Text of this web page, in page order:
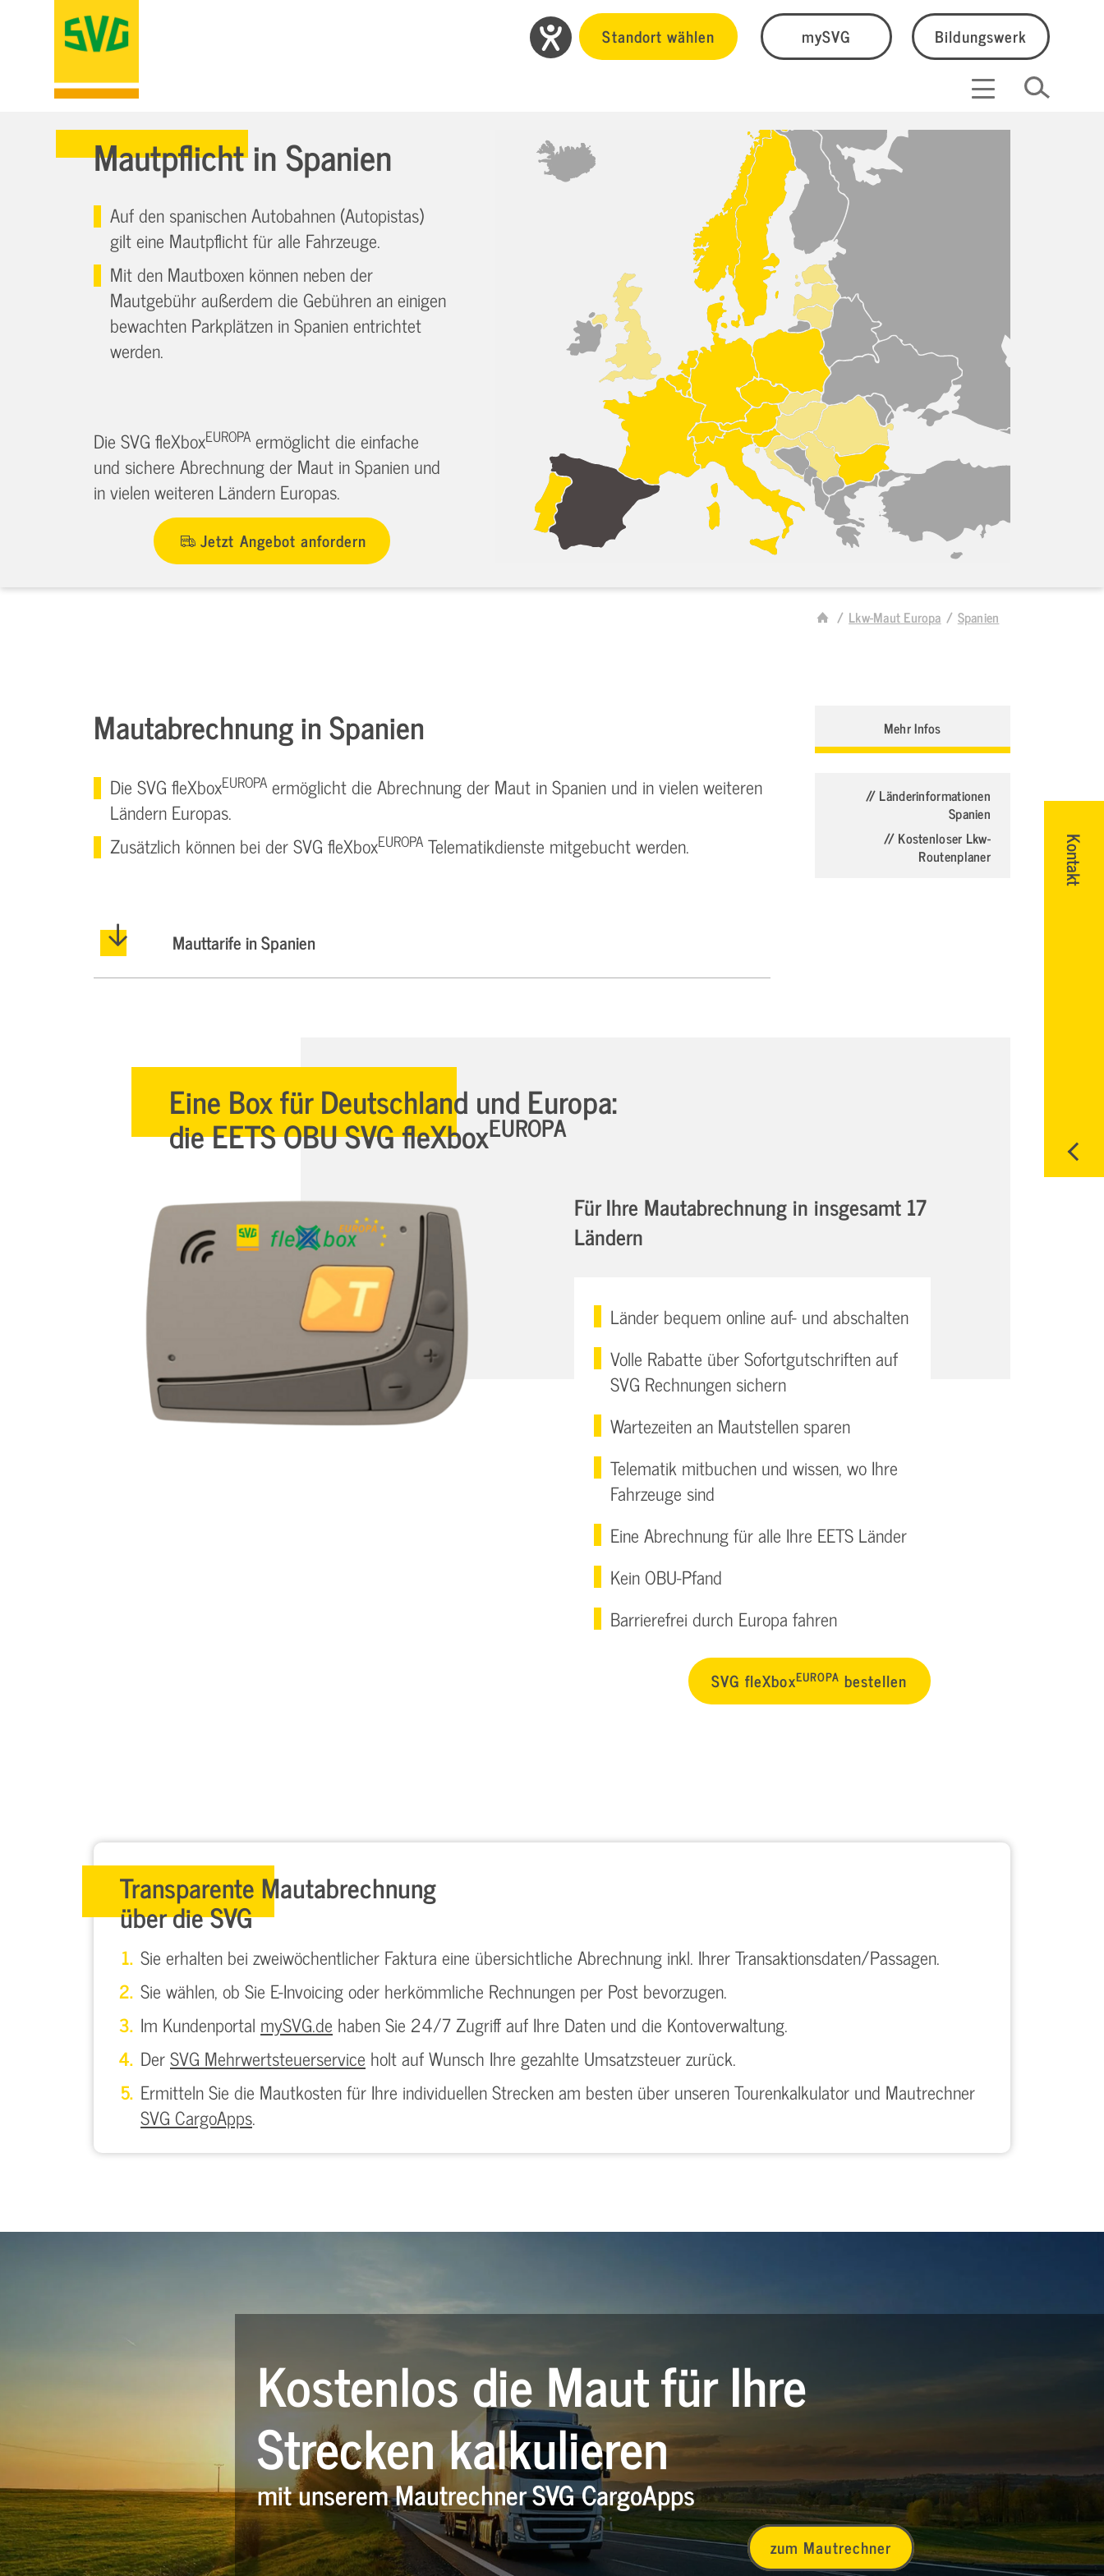
Standort wählen mySVG Bildungswerk
Mautpflicht in Spanien
Auf den spanischen Autobahnen (Autopistas)
gilt eine Mautpflicht für alle Fahrzeuge.
Mit den Mautboxen können neben der
Mautgebühr außerdem die Gebühren an einigen
bewachten Parkplätzen in Spanien entrichtet
werden.
Die SVG fleXboxEUROPA ermöglicht die einfache
und sichere Abrechnung der Maut in Spanien und
in vielen weiteren Ländern Europas.
Jetzt Angebot anfordern
Lkw-Maut Europa Spanien
Kontakt
Mautabrechnung in Spanien
Die SVG fleXboxEUROPA ermöglicht die Abrechnung der Maut in Spanien und in vielen weiteren
Ländern Europas.
Zusätzlich können bei der SVG fleXboxEUROPA Telematikdienste mitgebucht werden.
Mauttarife in Spanien
Mehr Infos
// Länderinformationen
Spanien
// Kostenloser Lkw-
Routenplaner
Eine Box für Deutschland und Europa:
die EETS OBU SVG fleXboxEUROPA
Für Ihre Mautabrechnung in insgesamt 17
Ländern
Länder bequem online auf- und abschalten
Volle Rabatte über Sofortgutschriften auf
SVG Rechnungen sichern
Wartezeiten an Mautstellen sparen
Telematik mitbuchen und wissen, wo Ihre
Fahrzeuge sind
Eine Abrechnung für alle Ihre EETS Länder
Kein OBU-Pfand
Barrierefrei durch Europa fahren
SVG fleXboxEUROPA bestellen
Transparente Mautabrechnung
über die SVG
Sie erhalten bei zweiwöchentlicher Faktura eine übersichtliche Abrechnung inkl. Ihrer Transaktionsdaten/Passagen.
Sie wählen, ob Sie E-Invoicing oder herkömmliche Rechnungen per Post bevorzugen.
Im Kundenportal mySVG.de haben Sie 24/7 Zugriff auf Ihre Daten und die Kontoverwaltung.
DerSVG Mehrwertsteuerservice holt auf Wunsch Ihre gezahlte Umsatzsteuer zurück.
Ermitteln Sie die Mautkosten für Ihre individuellen Strecken am besten über unseren Tourenkalkulator und Mautrechner
SVG CargoApps.
Kostenlos die Maut für Ihre
Strecken kalkulieren
mit unserem Mautrechner SVG CargoApps
zum Mautrechner